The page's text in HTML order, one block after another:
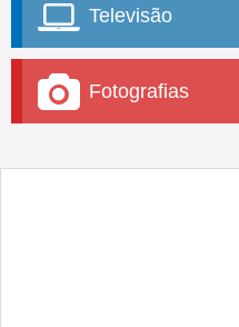
Televisão
Fotografias